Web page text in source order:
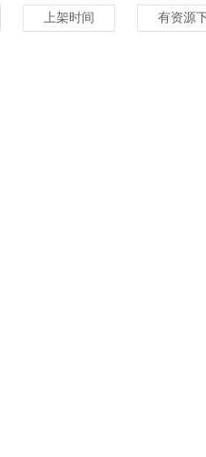
上架时间 有资源